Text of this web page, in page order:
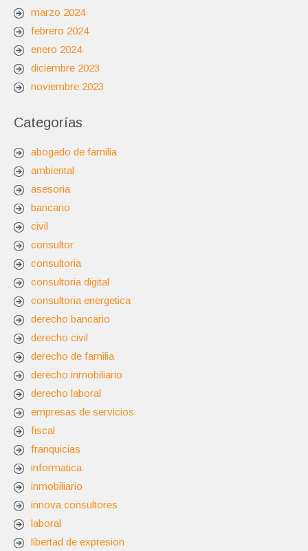
marzo 2024
febrero 2024
enero 2024
diciembre 2023
noviembre 2023
Categorías
abogado de familia
ambiental
asesoria
bancario
civil
consultor
consultoria
consultoria digital
consultoria energetica
derecho bancario
derecho civil
derecho de familia
derecho inmobiliario
derecho laboral
empresas de servicios
fiscal
franquicias
informatica
inmobiliario
innova consultores
laboral
libertad de expresion